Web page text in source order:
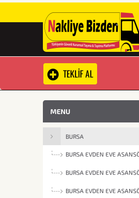
TEKLİF AL
MENU
BURSA
BURSA EVDEN EVE
BURSA EVDEN EVE
BURSA EVDEN EVE